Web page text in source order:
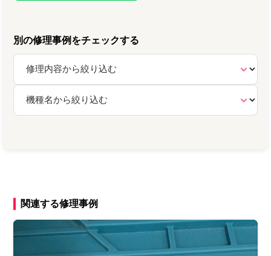
別の修理事例をチェックする
関連する修理事例